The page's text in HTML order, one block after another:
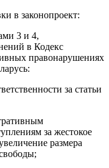
в законопроект:
3 и 4,
в Кодекс
правонарушениях
за статьи
за жестокое
размера